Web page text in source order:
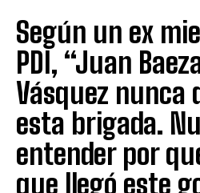
Según un ex
PDI, “Juan
Vásquez nunca
esta brigada.
entender por
que llegó este